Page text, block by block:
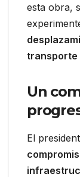
esta obra,
transporte
Un
El